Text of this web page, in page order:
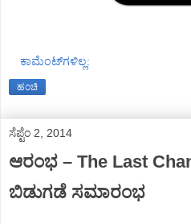
ಕಾಮೆಂಟ್‌ಗಳಿಲ್ಲ:
ಹಂಚಿ
ಸೆಪ್ಟೆಂ 2, 2014
ಆರಂಭ – The Last
ಬಿಡುಗಡೆ ಸಮಾರಂಭ